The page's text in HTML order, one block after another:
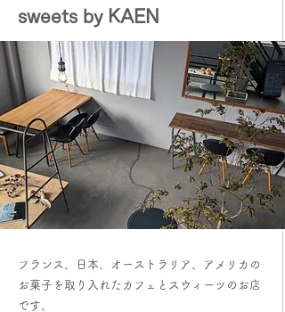
sweets by KAEN
フランス、日本、オーストラリア、アメリカの
お菓子を取り入れたカフェとスウィーツのお店
です。